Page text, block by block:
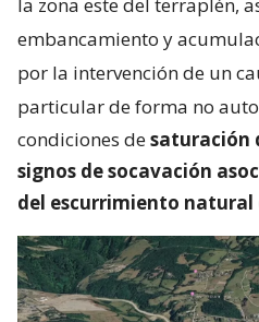
embancamiento y
por la intervención de un
particular de forma no
condiciones desaturación
signos de socavación
del escurrimiento natural